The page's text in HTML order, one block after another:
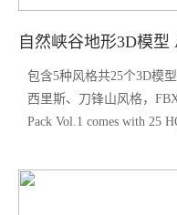
自然峡谷地形3D模型
包含5种风格共25个3D模
西里斯、刀锋山风格，
Pack Vol.1 comes with 25